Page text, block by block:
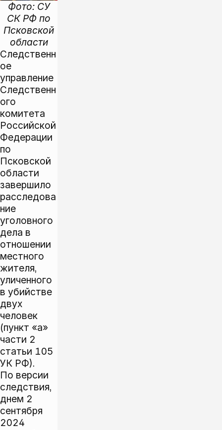
Фото: СУ
СК РФ по
Псковской
области
Следственн
ое
управление
Следственн
ого
комитета
Российской
Федерации
по
Псковской
области
завершило
расследова
ние
уголовного
дела в
отношении
местного
жителя,
уличенного
в убийстве
двух
человек
(пункт «а»
части 2
статьи 105
УК РФ).
По версии
следствия,
днем 2
сентября
2024